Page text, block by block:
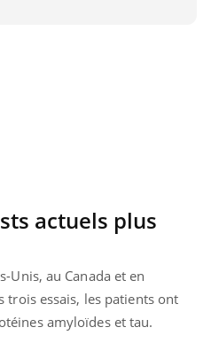
actuels plus
Unis, au Canada et en
trois essais, les patients ont
amyloïdes et tau.